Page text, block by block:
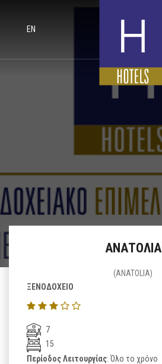
EN
ΑΝΑΤΟΛΙΑ
(ANATOLIA)
ΞΕΝΟΔΟΧΕΙΟ
7
15
Περίοδος Λειτουργίας: Όλο το χρόνο